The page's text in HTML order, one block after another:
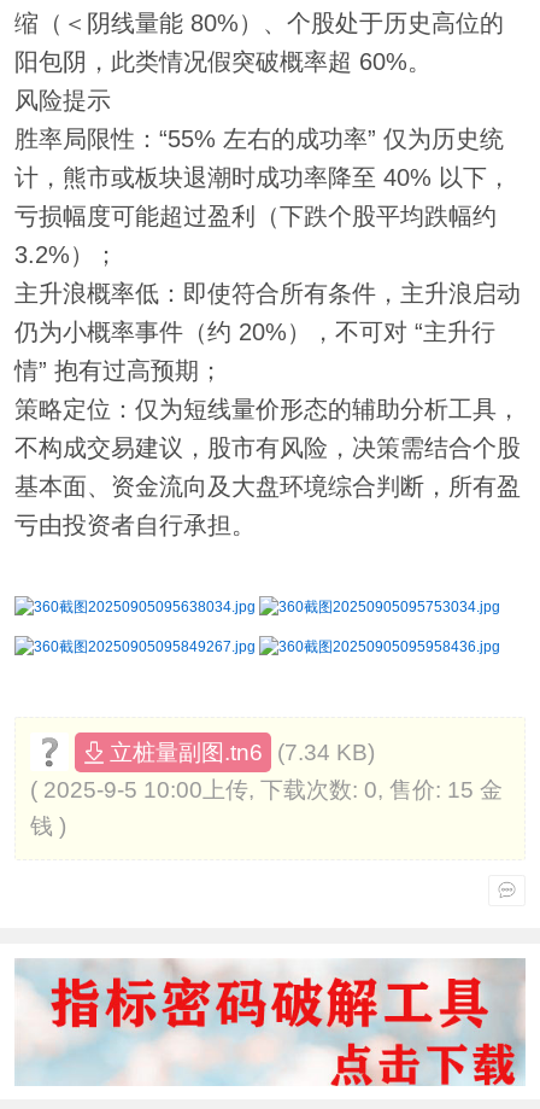
缩（＜阴线量能 80%）、个股处于历史高位的
阳包阴，此类情况假突破概率超 60%。
风险提示
胜率局限性：“55% 左右的成功率” 仅为历史统
计，熊市或板块退潮时成功率降至 40% 以下，
亏损幅度可能超过盈利（下跌个股平均跌幅约
3.2%）；
主升浪概率低：即使符合所有条件，主升浪启动
仍为小概率事件（约 20%），不可对 “主升行
情” 抱有过高预期；
策略定位：仅为短线量价形态的辅助分析工具，
不构成交易建议，股市有风险，决策需结合个股
基本面、资金流向及大盘环境综合判断，所有盈
亏由投资者自行承担。
立桩量副图.tn6
(7.34 KB)
( 2025-9-5 10:00上传, 下载次数: 0, 售价: 15 金
钱 )